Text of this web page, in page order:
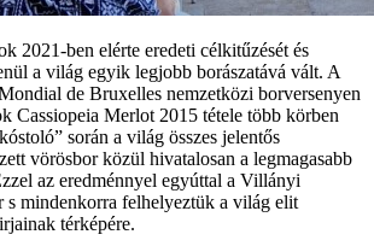
2021-ben elérte eredeti célkitűzését és
a világ egyik legjobb borászatává vált. A
de Bruxelles nemzetközi borversenyen
Cassiopeia Merlot 2015 tétele több körben
során a világ összes jelentős
vörösbor közül hivatalosan a legmagasabb
az eredménnyel egyúttal a Villányi
s mindenkorra felhelyeztük a világ elit
térképére.